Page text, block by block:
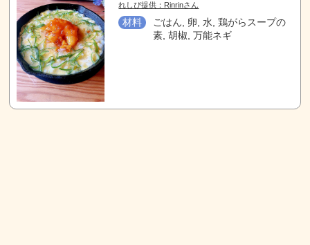
れしぴ提供：Rinrinさん
材料
ごはん, 卵, 水, 鶏がらスープの
素, 胡椒, 万能ネギ